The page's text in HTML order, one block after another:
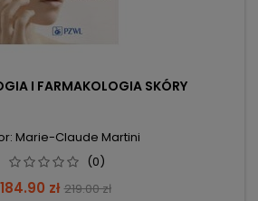
I FARMAKOLOGIA SKÓRY
Marie-Claude Martini
(0)
Price
184.90 zł Regular
219.00 zł